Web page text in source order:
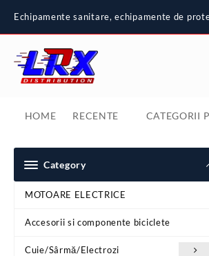
content
Echipamente sanitare, echipamente de
HOME RECENTE CATEGORII
Category
MOTOARE ELECTRICE
Accesorii si componente biciclete
Cuie/Sârmă/Electrozi